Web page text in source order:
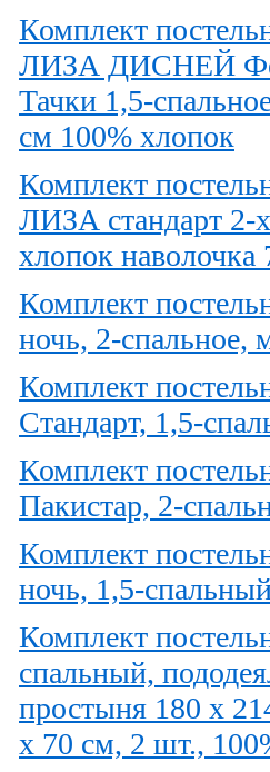
Комплект
ЛИЗА ДИСНЕЙ
Тачки 1,5-
см 100% хлопок
Комплект
ЛИЗА стандарт 2-
хлопок наволочка
Комплект
ночь, 2-спальное,
Комплект
Стандарт, 1,5-
Комплект
Пакистар, 2-
Комплект
ночь, 1,5-
Комплект
спальный,
простыня 180 x
x 70 см, 2 шт.,